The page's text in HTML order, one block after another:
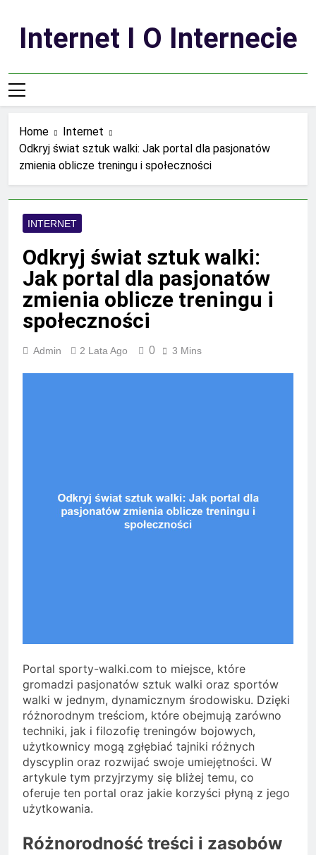
contentInternet I O Internecie
Home
Internet
Odkryj świat sztuk walki: Jak portal dla pasjonatów
zmienia oblicze treningu i społeczności
INTERNET
Odkryj świat sztuk walki:
Jak portal dla pasjonatów
zmienia oblicze treningu i
społeczności
Admin 2 Lata Ago 0 3 Mins
Portal sporty-walki.com to miejsce, które
gromadzi pasjonatów sztuk walki oraz sportów
walki w jednym, dynamicznym środowisku. Dzięki
różnorodnym treściom, które obejmują zarówno
techniki, jak i filozofię treningów bojowych,
użytkownicy mogą zgłębiać tajniki różnych
dyscyplin oraz rozwijać swoje umiejętności. W
artykule tym przyjrzymy się bliżej temu, co
oferuje ten portal oraz jakie korzyści płyną z jego
użytkowania.
Różnorodność treści i zasobów